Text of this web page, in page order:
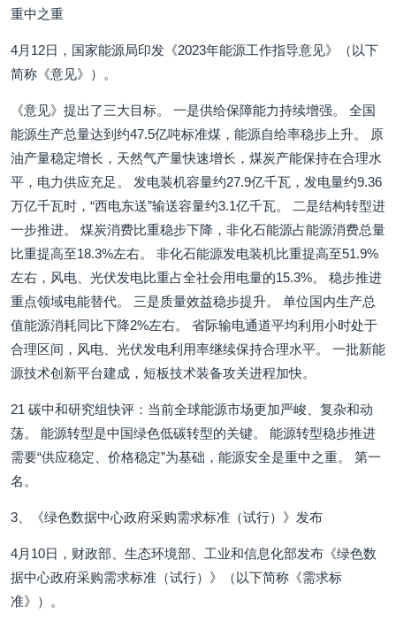
重中之重
4月12日，国家能源局印发《2023年能源工作指导意见》（以下
简称《意见》）。
《意见》提出了三大目标。 一是供给保障能力持续增强。 全国
能源生产总量达到约47.5亿吨标准煤，能源自给率稳步上升。 原
油产量稳定增长，天然气产量快速增长，煤炭产能保持在合理水
平，电力供应充足。 发电装机容量约27.9亿千瓦，发电量约9.36
万亿千瓦时，“西电东送”输送容量约3.1亿千瓦。 二是结构转型进
一步推进。 煤炭消费比重稳步下降，非化石能源占能源消费总量
比重提高至18.3%左右。 非化石能源发电装机比重提高至51.9%
左右，风电、光伏发电比重占全社会用电量的15.3%。 稳步推进
重点领域电能替代。 三是质量效益稳步提升。 单位国内生产总
值能源消耗同比下降2%左右。 省际输电通道平均利用小时处于
合理区间，风电、光伏发电利用率继续保持合理水平。 一批新能
源技术创新平台建成，短板技术装备攻关进程加快。
21 碳中和研究组快评：当前全球能源市场更加严峻、复杂和动
荡。 能源转型是中国绿色低碳转型的关键。 能源转型稳步推进
需要“供应稳定、价格稳定”为基础，能源安全是重中之重。 第一
名。
3、《绿色数据中心政府采购需求标准（试行）》发布
4月10日，财政部、生态环境部、工业和信息化部发布《绿色数
据中心政府采购需求标准（试行）》（以下简称《需求标
准》）。